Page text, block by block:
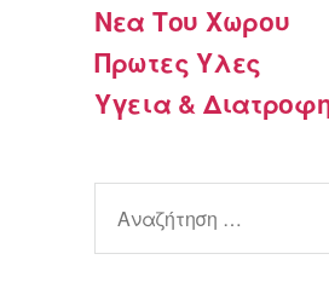
Νεα Του Χωρου
Πρωτες Υλες
Υγεια &
για: